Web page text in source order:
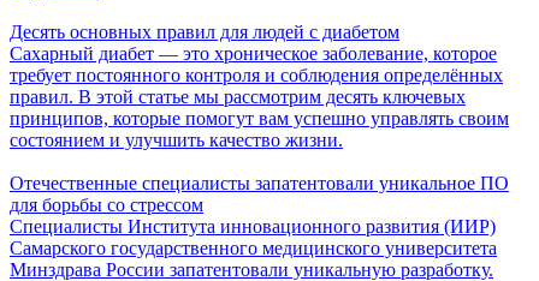
Десять основных правил для людей с диабетом
Сахарный диабет — это хроническое заболевание, которое
требует постоянного контроля и соблюдения определённых
правил. В этой статье мы рассмотрим десять ключевых
принципов, которые помогут вам успешно управлять своим
состоянием и улучшить качество жизни.
Отечественные специалисты запатентовали уникальное ПО
для борьбы со стрессом
Специалисты Института инновационного развития (ИИР)
Самарского государственного медицинского университета
Минздрава России запатентовали уникальную разработку.